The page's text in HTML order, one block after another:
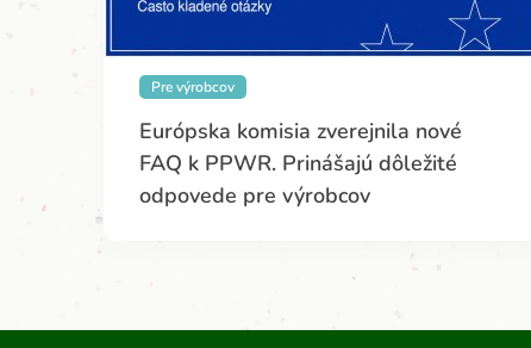
Pre výrobcov
Európska komisia zverejnila nové
FAQ k PPWR. Prinášajú dôležité
odpovede pre výrobcov